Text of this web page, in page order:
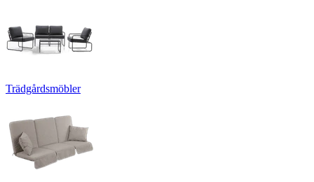
Trädgårdsmöbler